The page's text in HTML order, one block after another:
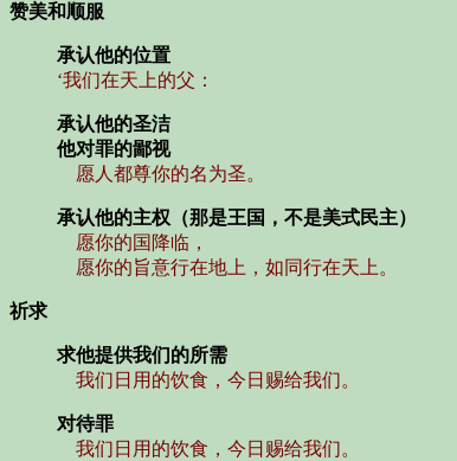
赞美和顺服
承认他的位置
‘我们在天上的父：
承认他的圣洁
他对罪的鄙视
愿人都尊你的名为圣。
承认他的主权（那是王国，不是美式民主）
愿你的国降临，
愿你的旨意行在地上，如同行在天上。
祈求
求他提供我们的所需
我们日用的饮食，今日赐给我们。
对待罪
我们日用的饮食，今日赐给我们。